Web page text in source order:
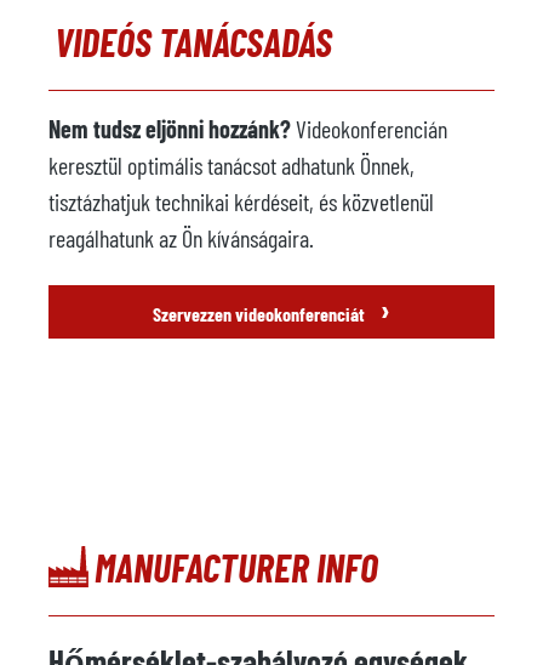
VIDEÓS TANÁCSADÁS
Nem tudsz eljönni hozzánk?Videokonferencián
keresztül optimális tanácsot adhatunk Önnek,
tisztázhatjuk technikai kérdéseit, és közvetlenül
reagálhatunk az Ön kívánságaira.
Szervezzen videokonferenciát ›
MANUFACTURER INFO